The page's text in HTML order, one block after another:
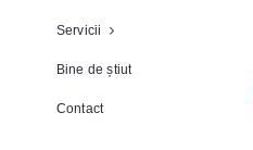
Servicii
Bine de știut
Contact